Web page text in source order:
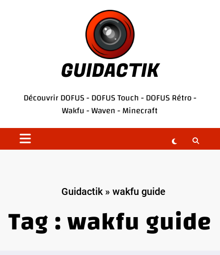
GUIDACTIK
DécouvrirDOFUS-DOFUS Touch-DOFUS Rétro-
Wakfu-Waven-Minecraft
Guidactik» wakfu guide
Tag : wakfu guide